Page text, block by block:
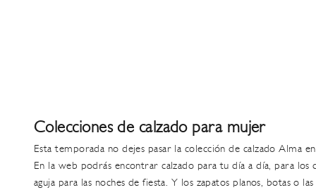
Colecciones de calzado para mujer
Esta temporada no dejes pasar la colección de calzado Alma
En la web podrás encontrar calzado para tu día a día, para
aguja para las noches de fiesta. Y los zapatos planos, botas o